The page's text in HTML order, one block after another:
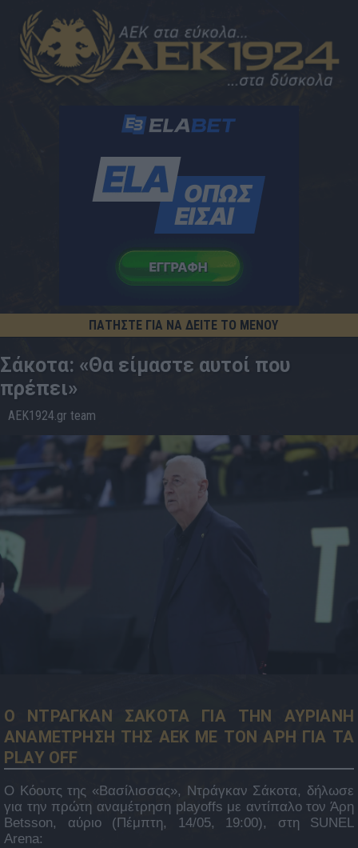
ΠΑΤΗΣΤΕ ΓΙΑ ΝΑ ΔΕΙΤΕ ΤΟ ΜΕΝΟΥ
13.5
15:42
Σάκοτα: «Θα είμαστε αυτοί που
πρέπει»
AEK1924.gr team
Ο ΝΤΡΑΓΚΑΝ ΣΑΚΟΤΑ ΓΙΑ ΤΗΝ ΑΥΡΙΑΝΗ
ΑΝΑΜΕΤΡΗΣΗ ΤΗΣ ΑΕΚ ΜΕ ΤΟΝ ΑΡΗ ΓΙΑ ΤΑ
PLAY OFF
Ο Κόουτς της «Βασίλισσας», Ντράγκαν Σάκοτα, δήλωσε
για την πρώτη αναμέτρηση playoffs με αντίπαλο τον Άρη
Betsson, αύριο (Πέμπτη, 14/05, 19:00), στη SUNEL
Arena: